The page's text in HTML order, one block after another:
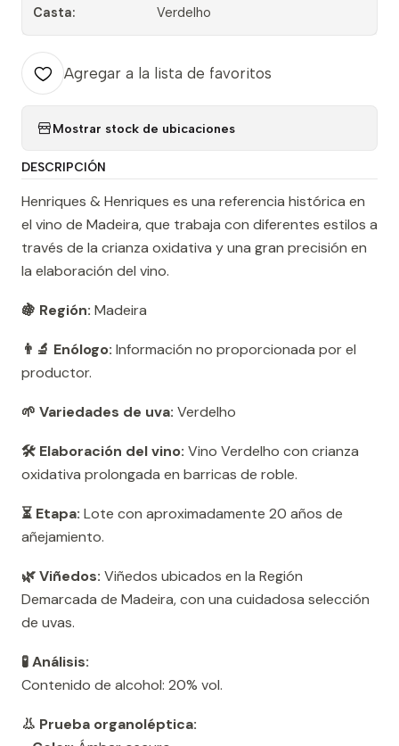
Casta: Verdelho
Agregar a la lista de favoritos
Mostrar stock de ubicaciones
DESCRIPCIÓN
Henriques & Henriques es una referencia histórica en
el vino de Madeira, que trabaja con diferentes estilos a
través de la crianza oxidativa y una gran precisión en
la elaboración del vino.
🍇 Región: Madeira
👨‍🔬 Enólogo: Información no proporcionada por el
productor.
🌱 Variedades de uva: Verdelho
🛠️ Elaboración del vino: Vino Verdelho con crianza
oxidativa prolongada en barricas de roble.
⏳ Etapa: Lote con aproximadamente 20 años de
añejamiento.
🌿 Viñedos: Viñedos ubicados en la Región
Demarcada de Madeira, con una cuidadosa selección
de uvas.
🧪 Análisis:
Contenido de alcohol: 20% vol.
👃 Prueba organoléptica: